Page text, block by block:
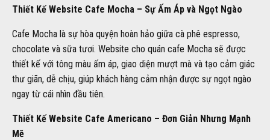
Thiết Kế Website Cafe Mocha – Sự Ấm Áp và Ngọt Ngào
Cafe Mocha là sự hòa quyện hoàn hảo giữa cà phê espresso,
chocolate và sữa tươi. Website cho quán cafe Mocha sẽ được
thiết kế với tông màu ấm áp, giao diện mượt mà và tạo cảm giác
thư giãn, dễ chịu, giúp khách hàng cảm nhận được sự ngọt ngào
ngay từ cái nhìn đầu tiên.
Thiết Kế Website Cafe Americano – Đơn Giản Nhưng Mạnh
Mẽ